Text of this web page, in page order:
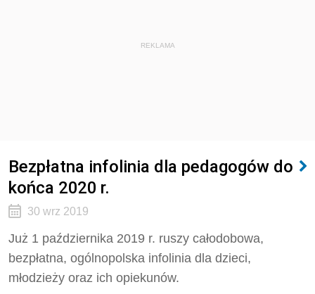
REKLAMA
Bezpłatna infolinia dla pedagogów do
końca 2020 r.
30 wrz 2019
Już 1 października 2019 r. ruszy całodobowa,
bezpłatna, ogólnopolska infolinia dla dzieci,
młodzieży oraz ich opiekunów.